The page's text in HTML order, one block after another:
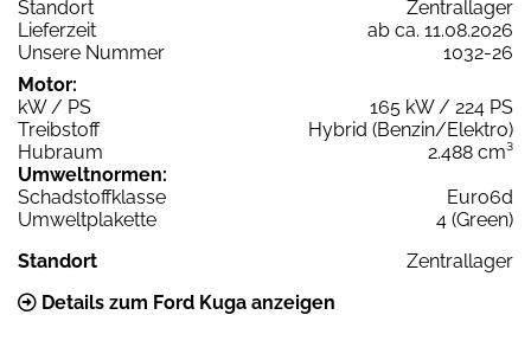
Standort
Zentrallager
Lieferzeit
ab ca. 11.08.2026
Unsere Nummer
1032-26
Motor:
kW / PS
165 kW / 224 PS
Treibstoff
Hybrid (Benzin/Elektro)
Hubraum
2.488 cm³
Umweltnormen:
Schadstoffklasse
Euro6d
Umweltplakette
4 (Green)
Standort
Zentrallager
Details zum Ford Kuga anzeigen